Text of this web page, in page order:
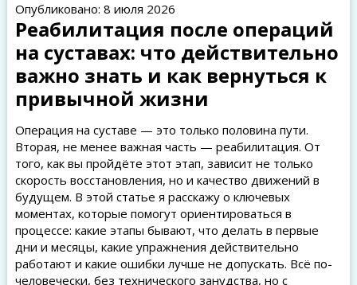
Опубликовано: 8 июля 2026
Реабилитация после операций
на суставах: что действительно
важно знать и как вернуться к
привычной жизни
Операция на суставе — это только половина пути.
Вторая, не менее важная часть — реабилитация. От
того, как вы пройдёте этот этап, зависит не только
скорость восстановления, но и качество движений в
будущем. В этой статье я расскажу о ключевых
моментах, которые помогут ориентироваться в
процессе: какие этапы бывают, что делать в первые
дни и месяцы, какие упражнения действительно
работают и какие ошибки лучше не допускать. Всё по-
человечески, без технического занудства, но с